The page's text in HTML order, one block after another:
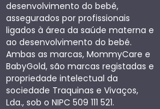
desenvolvimento do bebé,
assegurados por profissionais
ligados à área da saúde materna e
ao desenvolvimento do bebé.
Ambas as marcas, MommyCare e
BabyGold, são marcas registadas e
propriedade intelectual da
sociedade Traquinas e Vivaços,
Lda., sob o NIPC 509 111 521.